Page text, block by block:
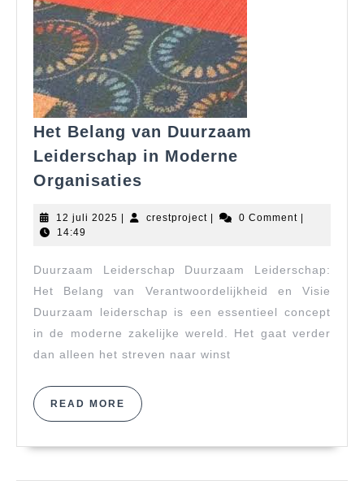
Het Belang van Duurzaam
Leiderschap in Moderne
Organisaties
van
in
Moderne
Organisaties
12 juli 2025 12
| crestprojectcrestproject
| 0 Comment |
14:49
Duurzaam Leiderschap Duurzaam Leiderschap:
Het Belang van Verantwoordelijkheid en Visie
Duurzaam leiderschap is een essentieel concept
in de moderne zakelijke wereld. Het gaat verder
dan alleen het streven naar winst
READ MORE READ
MORE